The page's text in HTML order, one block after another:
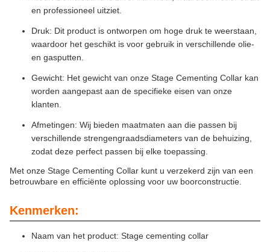
en professioneel uitziet.
Druk: Dit product is ontworpen om hoge druk te weerstaan,
waardoor het geschikt is voor gebruik in verschillende olie-
en gasputten.
Gewicht: Het gewicht van onze Stage Cementing Collar kan
worden aangepast aan de specifieke eisen van onze
klanten.
Afmetingen: Wij bieden maatmaten aan die passen bij
verschillende strengengraadsdiameters van de behuizing,
zodat deze perfect passen bij elke toepassing.
Met onze Stage Cementing Collar kunt u verzekerd zijn van een
betrouwbare en efficiënte oplossing voor uw boorconstructie.
Kenmerken:
Naam van het product: Stage cementing collar